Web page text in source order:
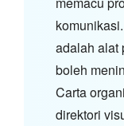
adalah alat
boleh
Carta
direktori